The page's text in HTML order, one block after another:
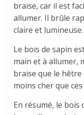
braise, car il est
allumer. Il brûle
claire et lumineuse.
Le bois de sapin
main et à allumer,
braise que le hêtre
moins cher que
En résumé, le bois